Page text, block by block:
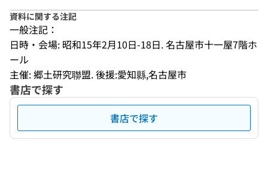
資料に関する注記
一般注記：
日時・会場: 昭和15年2月10日-18日. 名古屋市十一屋7階ホ
ール
主催: 郷土研究聯盟. 後援:愛知縣,名古屋市
書店で探す
書店で探す